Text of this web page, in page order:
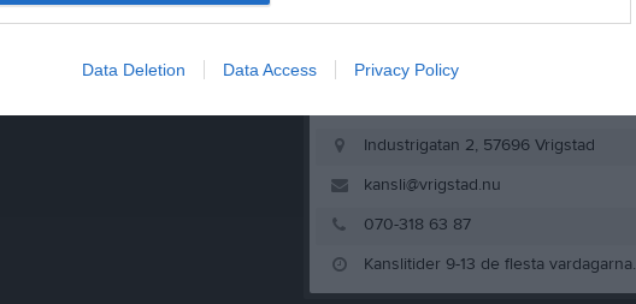
Data Deletion Data Access Privacy Policy
Industrigatan 2, 57696 Vrigstad
kansli@vrigstad.nu
070-318 63 87
Kanslitider 9-13 de flesta vardagarna.